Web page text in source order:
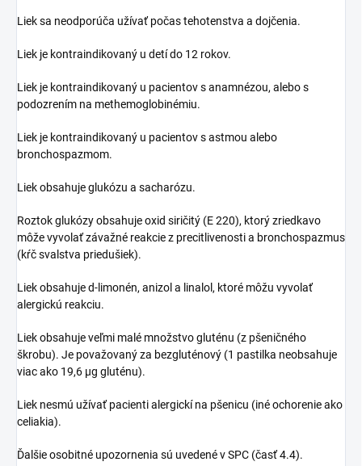
Liek sa neodporúča užívať počas tehotenstva a dojčenia.
Liek je kontraindikovaný u detí do 12 rokov.
Liek je kontraindikovaný u pacientov s anamnézou, alebo s
podozrením na methemoglobinémiu.
Liek je kontraindikovaný u pacientov s astmou alebo
bronchospazmom.
Liek obsahuje glukózu a sacharózu.
Roztok glukózy obsahuje oxid siričitý (E 220), ktorý zriedkavo
môže vyvolať závažné reakcie z precitlivenosti a bronchospazmus
(kŕč svalstva priedušiek).
Liek obsahuje d-limonén, anizol a linalol, ktoré môžu vyvolať
alergickú reakciu.
Liek obsahuje veľmi malé množstvo gluténu (z pšeničného
škrobu). Je považovaný za bezgluténový (1 pastilka neobsahuje
viac ako 19,6 µg gluténu).
Liek nesmú užívať pacienti alergickí na pšenicu (iné ochorenie ako
celiakia).
Ďalšie osobitné upozornenia sú uvedené v SPC (časť 4.4).